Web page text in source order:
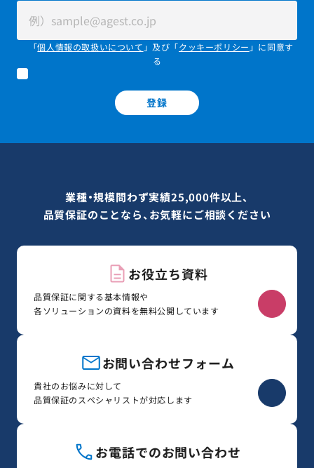
「個人情報の取扱いについて 」及び「クッキーポリシー 」に同意す
る
登録
業種・規模問わず実績25,000件以上、
品質保証のことなら、お気軽にご相談ください
お役立ち資料
品質保証に関する基本情報や
各ソリューションの資料を無料公開しています
お問い合わせフォーム
貴社のお悩みに対して
品質保証のスペシャリストが対応します
お電話でのお問い合わせ